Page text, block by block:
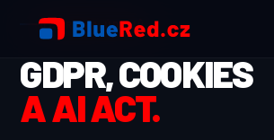
OCHRANA ÚDAJŮ
GDPR, COOKIES
A AI ACT.